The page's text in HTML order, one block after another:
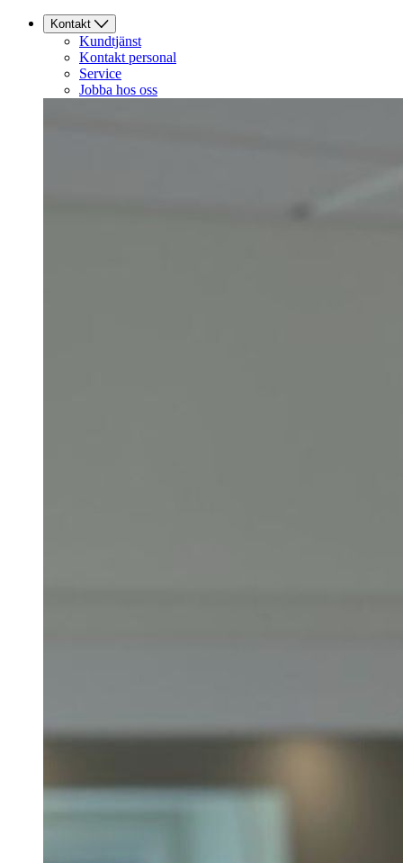
Kontakt
Kundtjänst
Kontakt personal
Service
Jobba hos oss